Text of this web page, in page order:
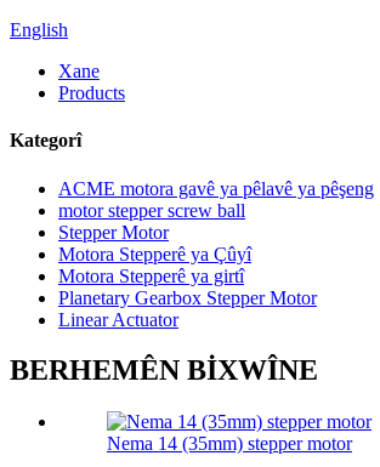
English
Xane
Products
Kategorî
ACME motora gavê ya pêlavê ya pêşeng
motor stepper screw ball
Stepper Motor
Motora Stepperê ya Çûyî
Motora Stepperê ya girtî
Planetary Gearbox Stepper Motor
Linear Actuator
BERHEMÊN BİXWÎNE
Nema 14 (35mm) stepper motor